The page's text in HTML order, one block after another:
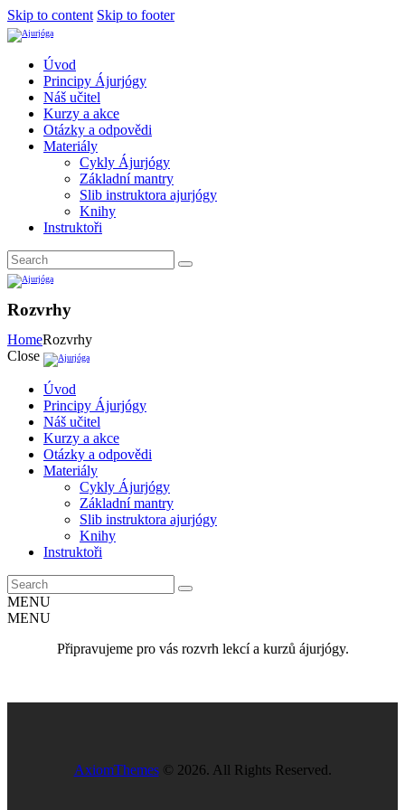
Skip to content Skip to footer
Úvod
Principy Ájurjógy
Náš učitel
Kurzy a akce
Otázky a odpovědi
Materiály
Cykly Ájurjógy
Základní mantry
Slib instruktora ajurjógy
Knihy
Instruktoři
Rozvrhy
HomeRozvrhy
Close
Úvod
Principy Ájurjógy
Náš učitel
Kurzy a akce
Otázky a odpovědi
Materiály
Cykly Ájurjógy
Základní mantry
Slib instruktora ajurjógy
Knihy
Instruktoři
MENU
MENU
Připravujeme pro vás rozvrh lekcí a kurzů ájurjógy.
AxiomThemes© 2026. All Rights Reserved.